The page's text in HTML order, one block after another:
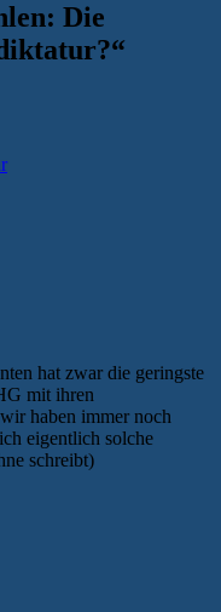
Die
“
hat zwar die geringste
mit ihren
haben immer noch
eigentlich solche
schreibt)